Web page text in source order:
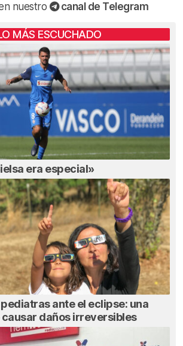
nuestro
canal de Telegram
MÁS ESCUCHADO
era especial»
ante el eclipse: una
daños irreversibles